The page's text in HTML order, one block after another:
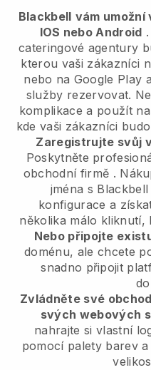
Blackbell vám
IOS nebo Android
cateringové agentury
kterou vaši zákazníci
nebo na Google Play
služby rezervovat.
komplikace a použít
kde vaši zákazníci
Zaregistrujte svůj
Poskytněte
obchodní firmě .
jména s Blackbell
konfigurace a
několika málo kliknutí,
Nebo připojte
doménu, ale chcete
snadno připojit
Zvládněte své
svých webových
nahrajte si vlastní
pomocí palety barev